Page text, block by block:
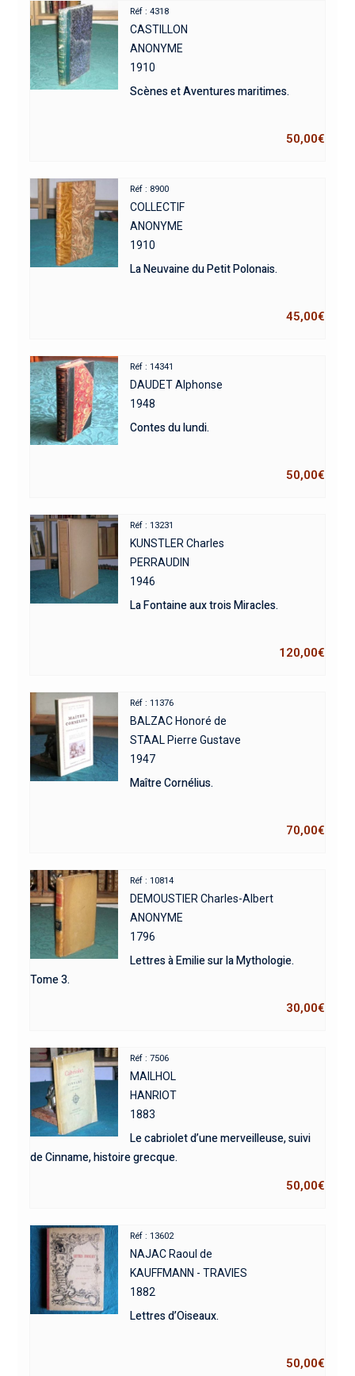
Réf : 4318
CASTILLON
ANONYME
1910
Scènes et Aventures maritimes.
50,00€
Réf : 8900
COLLECTIF
ANONYME
1910
La Neuvaine du Petit Polonais.
45,00€
Réf : 14341
DAUDET Alphonse
1948
Contes du lundi.
50,00€
Réf : 13231
KUNSTLER Charles
PERRAUDIN
1946
La Fontaine aux trois Miracles.
120,00€
Réf : 11376
BALZAC Honoré de
STAAL Pierre Gustave
1947
Maître Cornélius.
70,00€
Réf : 10814
DEMOUSTIER Charles-Albert
ANONYME
1796
Lettres à Emilie sur la Mythologie.
Tome 3.
30,00€
Réf : 7506
MAILHOL
HANRIOT
1883
Le cabriolet d’une merveilleuse, suivi
de Cinname, histoire grecque.
50,00€
Réf : 13602
NAJAC Raoul de
KAUFFMANN - TRAVIES
1882
Lettres d’Oiseaux.
50,00€